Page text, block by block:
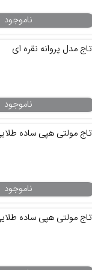
ناموجود
تاج مدل پروانه نقره ای
ناموجود
تاج مولتی هپی ساده
ناموجود
تاج مولتی هپی ساده